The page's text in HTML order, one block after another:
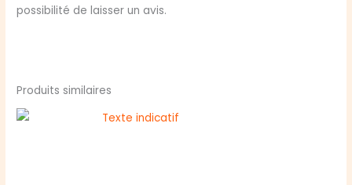
possibilité de laisser un avis.
Produits similaires